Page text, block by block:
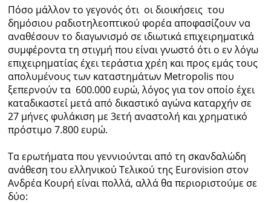
Πόσο μάλλον το γεγονός ότι οι διοικήσεις του
δημόσιου ραδιοτηλεοπτικού φορέα αποφασίζουν να
αναθέσουν το διαγωνισμό σε ιδιωτικά επιχειρηματικά
συμφέροντα τη στιγμή που είναι γνωστό ότι ο εν λόγω
επιχειρηματίας έχει τεράστια χρέη και προς εμάς τους
απολυμένους των καταστημάτων Metropolis που
ξεπερνούν τα 600.000 ευρώ, λόγος για τον οποίο έχει
καταδικαστεί μετά από δικαστικό αγώνα καταρχήν σε
27 μήνες φυλάκιση με 3ετή αναστολή και χρηματικό
πρόστιμο 7.800 ευρώ.
Τα ερωτήματα που γεννιούνται από τη σκανδαλώδη
ανάθεση του ελληνικού Τελικού της Eurovision στον
Ανδρέα Κουρή είναι πολλά, αλλά θα περιοριστούμε σε
δύο: